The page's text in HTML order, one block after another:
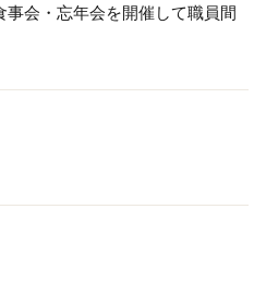
会・忘年会を開催して職員間